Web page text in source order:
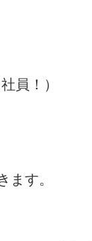
員！）
す。